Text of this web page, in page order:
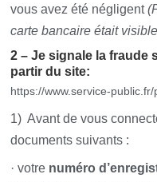
vous avez été négligent
carte bancaire était
2 – Je signale la fraude
partir du site:
https://www.service-
1) Avant de vous
documents suivants :
· votre numéro